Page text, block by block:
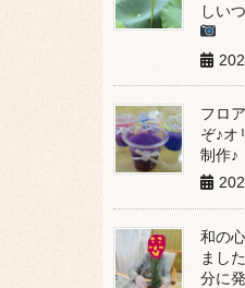
しい
フロ
ぞ♪オ
制作♪
和の
まし
分に